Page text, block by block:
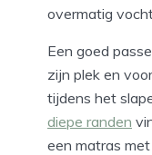
overmatig
Een goed
zijn plek en
tijdens het
diepe randen
een matras